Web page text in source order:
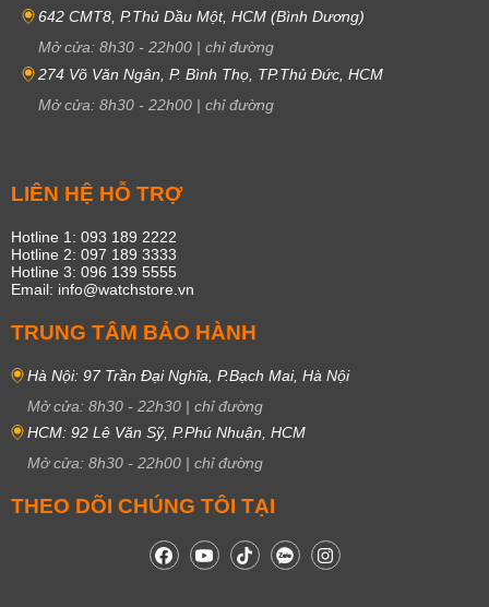
642 CMT8, P.Thủ Dầu Một, HCM (Bình Dương)
Mở cửa: 8h30 - 22h00 | chỉ đường
274 Võ Văn Ngân, P. Bình Thọ, TP.Thủ Đức, HCM
Mở cửa: 8h30 - 22h00 | chỉ đường
LIÊN HỆ HỖ TRỢ
Hotline 1: 093 189 2222
Hotline 2: 097 189 3333
Hotline 3: 096 139 5555
Email: info@watchstore.vn
TRUNG TÂM BẢO HÀNH
Hà Nội: 97 Trần Đại Nghĩa, P.Bạch Mai, Hà Nội
Mở cửa: 8h30 - 22h30 | chỉ đường
HCM: 92 Lê Văn Sỹ, P.Phú Nhuận, HCM
Mở cửa: 8h30 - 22h00 | chỉ đường
THEO DÕI CHÚNG TÔI TẠI